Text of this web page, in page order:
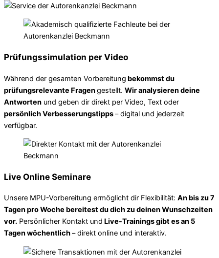
Prüfungssimulation per Video
Während der gesamten Vorbereitung bekommst du
prüfungsrelevante Fragengestellt. Wir analysieren deine
Antworten und geben dir direkt per Video, Text oder
persönlich Verbesserungstipps– digital und jederzeit
verfügbar.
Live Online Seminare
Unsere MPU-Vorbereitung ermöglicht dir Flexibilität: An bis zu 7
Tagen pro Woche bereitest du dich zu deinen Wunschzeiten
vor. Persönlicher Kontakt und Live-Trainings gibt es an 5
Tagen wöchentlich– direkt online und interaktiv.